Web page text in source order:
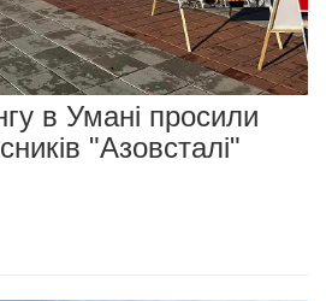
в Умані просили
"Азовсталі"